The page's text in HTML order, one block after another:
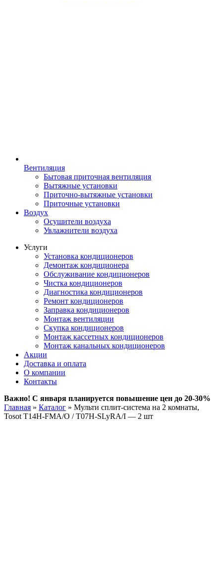
Вентиляция
Бытовая приточная вентиляция
Вытяжные установки
Приточно-вытяжные установки
Приточные установки
Воздух
Осушители воздуха
Увлажнители воздуха
Услуги
Установка кондиционеров
Демонтаж кондиционера
Обслуживание кондиционеров
Чистка кондиционеров
Диагностика кондиционеров
Ремонт кондиционеров
Заправка кондиционеров
Монтаж вентиляции
Скупка кондиционеров
Монтаж кассетных кондиционеров
Монтаж канальных кондиционеров
Акции
Доставка и оплата
О компании
Контакты
Важно! С января планируется повышение цен до 20-30%
Главная » Каталог » Мульти сплит-система на 2 комнаты,
Tosot T14H-FMA/O / T07H-SLyRA/I — 2 шт